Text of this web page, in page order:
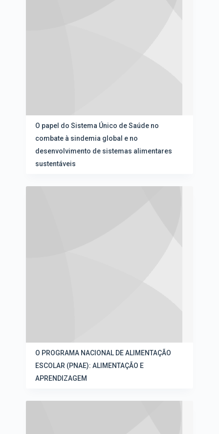
O papel do Sistema Único de Saúde no
combate à sindemia global e no
desenvolvimento de sistemas alimentares
sustentáveis
O PROGRAMA NACIONAL DE ALIMENTAÇÃO
ESCOLAR (PNAE): ALIMENTAÇÃO E
APRENDIZAGEM